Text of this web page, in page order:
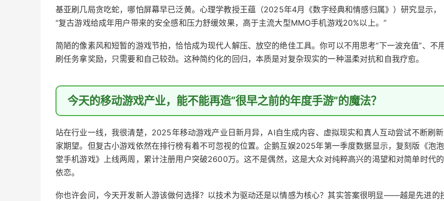
基亚刷几局贪吃蛇，哪怕屏幕早已泛黄。心理学教授王蕴（2025年4月《数字经典和情感归属》）研究显示，
“复古游戏给成年用户带来的安全感和压力舒缓效果，高于主流大型MMO手机游戏20%以上。”
简陋的像素风和短暂的游戏节拍，恰恰成为现代人解压、放空的绝佳工具。你可以不用思考“下一波充值”、不用
刷任务拿奖励，只需要和自己较劲。这种简约化的回归，本质是对复杂现实的一种温柔对抗和自我疗愈。
今天的移动游戏产业，能不能再造“很早之前的年度手游”的魔法？
站在行业一线，我很清楚，2025年移动游戏产业日新月异，AI自生成内容、虚拟现实和真人互动尝试不断刷
家期望。但复古小游戏依然在排行榜有着不可忽视的位置。企鹅互娱2025年第一季度数据显示，复刻版《泡泡
堂手机游戏》上线两周，累计注册用户突破2600万。这不是偶然，这是大众对纯粹高兴的渴望和对简单时代的
依恋。
你也许会问，今天开发新人游该做何选择？以技术为驱动还是以情感为核心？其实答案很明显——越是先进的